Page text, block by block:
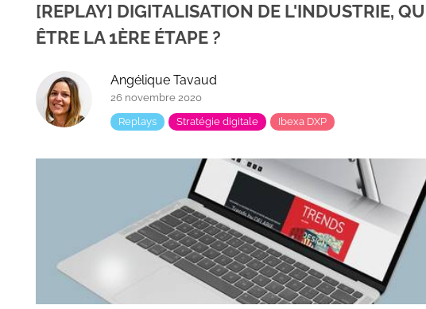
[REPLAY] DIGITALISATION DE L'INDUSTRIE,
ÊTRE LA 1ÈRE ÉTAPE ?
Angélique Tavaud
26 novembre 2020
Replays
Stratégie digitale Ibexa DXP